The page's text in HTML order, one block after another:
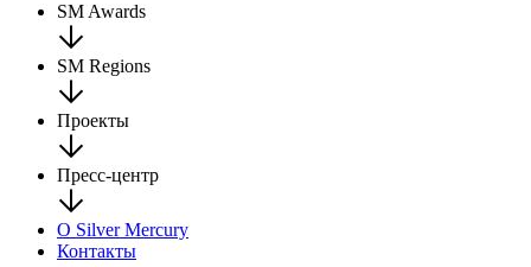
SM Awards
SM Regions
Проекты
Пресс-центр
О Silver Mercury
Контакты